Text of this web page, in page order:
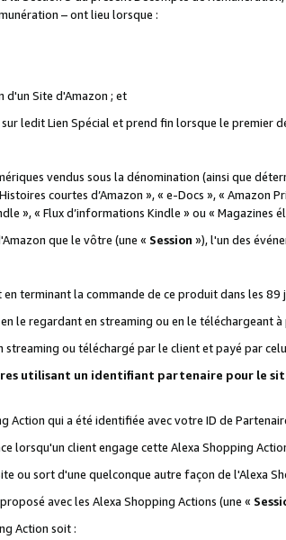
– ont lieu lorsque :
d'un Site d'Amazon ; et
ledit Lien Spécial et prend fin lorsque le premier
vendus sous la dénomination (ainsi que
courtes d’Amazon », « e-Docs », « Amazon
», « Flux d’informations Kindle » ou « Magazines
que le vôtre (une « Session »), l'un des
terminant la commande de ce produit dans les 89
le regardant en streaming ou en le téléchargeant
ou téléchargé par le client et payé par
utilisant un identifiant partenaire pour le
qui a été identifiée avec votre ID de
lorsqu'un client engage cette Alexa Shopping
ou sort d'une quelconque autre façon de l'Alexa
avec les Alexa Shopping Actions (une «
Action soit :